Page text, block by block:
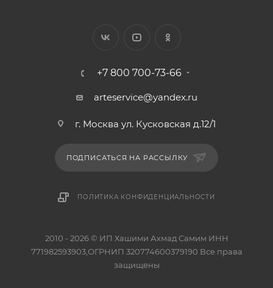
+7 800 700-73-66
arteservice@yandex.ru
г. Москва ул. Кусковская д.12/1
ПОДПИСАТЬСЯ НА РАССЫЛКУ
ПОЛИТИКА КОНФИДЕНЦИАЛЬНОСТИ
2010 - 2026 © ИП Хашими Ахмад Самим ИНН
771982593903,ОГРНИП 320774600379190 Все права
защищены